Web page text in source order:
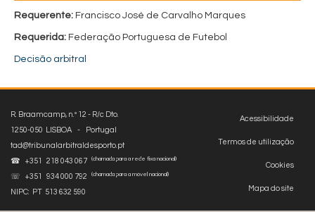
Requerente: Francisco José de Carvalho Marques
Requerida: Federação Portuguesa de Futebol
Decisão arbitral
Acessibilidade
Termos de utilização
Cookies
Mapa do site
R. Braamcamp, n.º 12 - R/c Dto.
1250-050 LISBOA - Portugal
tad@tribunalarbitraldesporto.pt
☎ +351 218 043 067
(chamada para a rede fixa nacional)
☏ +351 934 000 792 (chamada para a móvel nacional)
NIPC: PT 513 632 590